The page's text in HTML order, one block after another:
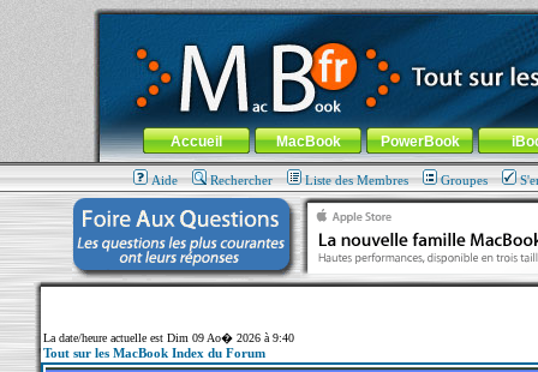
MacBook-fr.com : 100% Apple... 100% nomade !
Aller au contenu-Aller au menu général-Aller au menu de
Menu général
Accueil MacBook PowerBook
Aide Rechercher Liste des Membres Groupes
La date/heure actuelle est Dim 09 Ao� 2026 à 9:40
Tout sur les MacBook Index du Forum